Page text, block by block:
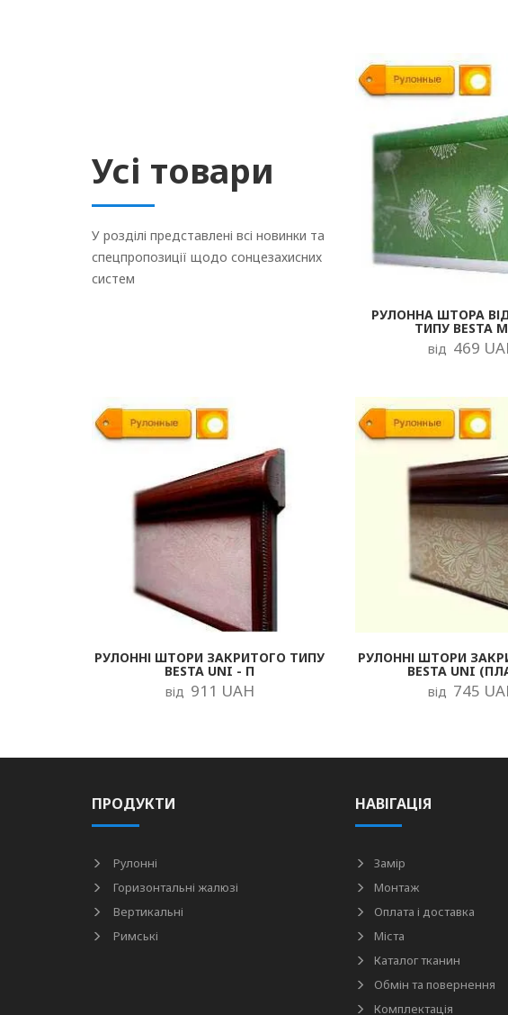
Усі товари
У розділі представлені всі новинки та
спецпропозиції щодо сонцезахисних
систем
РУЛОННА ШТОРА
ТИПУ BESTA
від 469
РУЛОННІ ШТОРИ ЗАКРИТОГО ТИПУ
BESTA UNI - П
від 911 UAH
РУЛОННІ ШТОРИ
BESTA UNI
від 745
ПРОДУКТИ
Рулонні
Горизонтальні жалюзі
Вертикальні
Римські
НАВІГАЦІЯ
Замір
Монтаж
Оплата і доставка
Міста
Каталог тканин
Обмін та повернення
Комплектація